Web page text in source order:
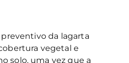
da lagarta
vegetal e
solo, uma vez que a